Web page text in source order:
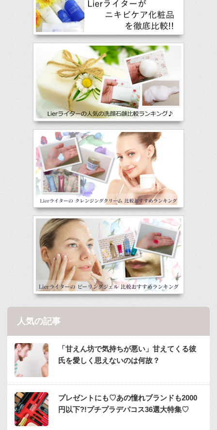
人気の記事
「甘えん坊で気持ちが悪い」甘えてくる彼
氏を愛しく思えないのは何故？
プレゼントにも♡あの憧れブランドも2000
円以下?!プチプラデパコス36選大特集♡